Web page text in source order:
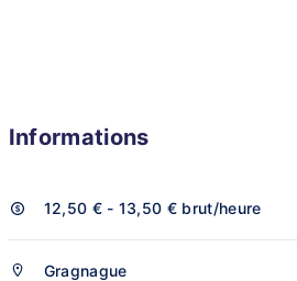
Informations
12,50 € - 13,50 € brut/heure
Gragnague